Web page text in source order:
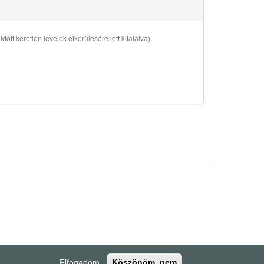
kéretlen levelek elkerülésére lett kitalálva).